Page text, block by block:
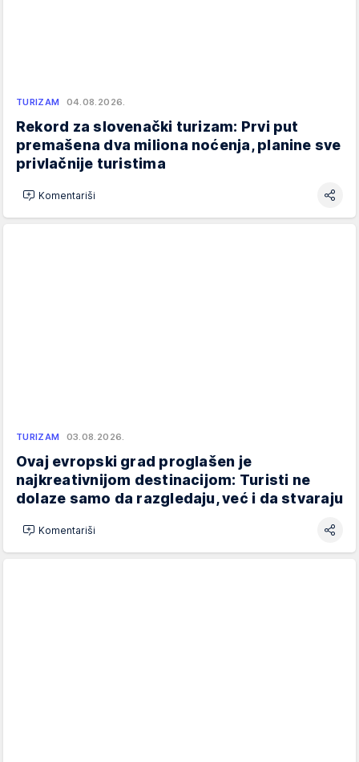
TURIZAM 04.08.2026.
Rekord za slovenački turizam: Prvi put
premašena dva miliona noćenja, planine sve
privlačnije turistima
Komentariši
TURIZAM 03.08.2026.
Ovaj evropski grad proglašen je
najkreativnijom destinacijom: Turisti ne
dolaze samo da razgledaju, već i da stvaraju
Komentariši